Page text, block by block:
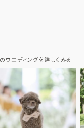
ウエディングを詳しくみる